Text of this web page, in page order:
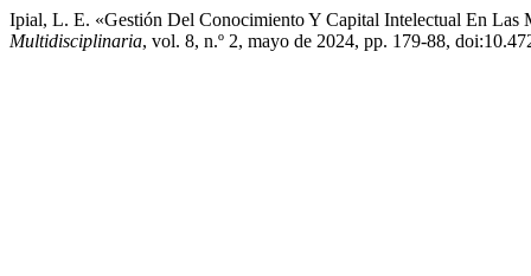
Ipial, L. E. «Gestión Del Conocimiento Y Capital Intelectual En Las
Multidisciplinaria, vol. 8, n.º 2, mayo de 2024, pp. 179-88,